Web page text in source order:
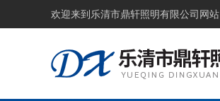
欢迎来到 乐清市鼎轩照明有限公司网站